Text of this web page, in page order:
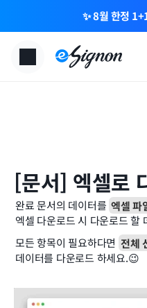
✨ 8월 한정
[문서] 엑셀로
완료 문서의 데이터를 엑셀 파
엑셀 다운로드 시 다운로드 할
모든 항목이 필요하다면 전체
데이터를 다운로드 하세요.😉